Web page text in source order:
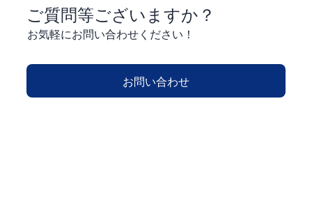
ご質問等ございますか？
お気軽にお問い合わせください！
お問い合わせ